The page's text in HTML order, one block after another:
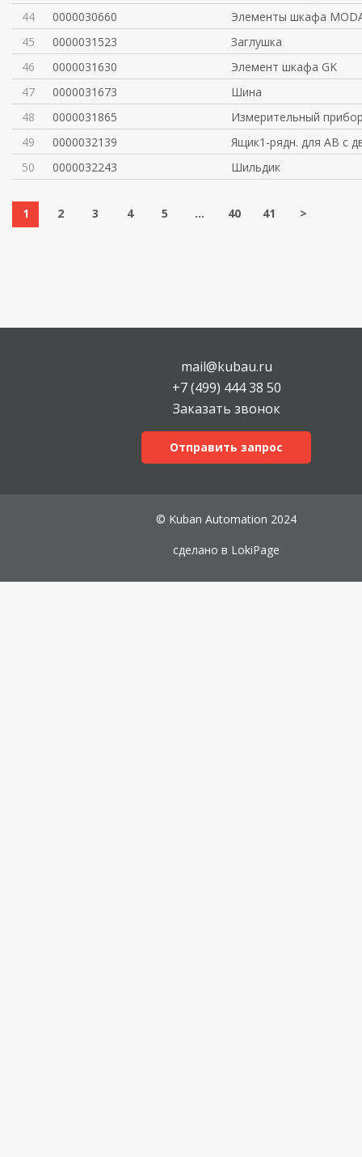
44
0000030660
Элементы шкафа
45
0000031523
Заглушка
46
0000031630
Элемент шкафа GK
47
0000031673
Шина
48
0000031865
Измерительный
49
0000032139
Ящик1-рядн. для АВ с
50
0000032243 Шильдик
1 2 3 4 5 ... 40 41 >
mail@kubau.ru
+7 (499) 444 38 50
Заказать звонок
Отправить запрос
© Kuban Automation 2024
сделано в LokiPage